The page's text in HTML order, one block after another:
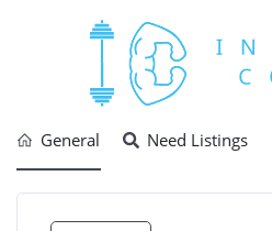
General Need Listings